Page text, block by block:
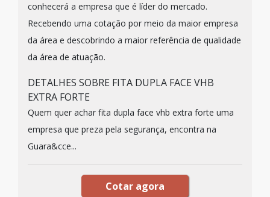
conhecerá a empresa que é líder do mercado.
Recebendo uma cotação por meio da maior empresa
da área e descobrindo a maior referência de qualidade
da área de atuação.
DETALHES SOBRE FITA DUPLA FACE VHB
EXTRA FORTE
Quem quer achar fita dupla face vhb extra forte uma
empresa que preza pela segurança, encontra na
Guara&cce...
Cotar agora